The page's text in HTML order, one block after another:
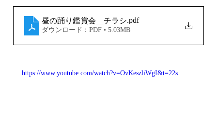
昼の踊り鑑賞会__チラシ.pdf
ダウンロード：PDF • 5.03MB
https://www.youtube.com/watch?v=OvKeszliWgI&t=22s